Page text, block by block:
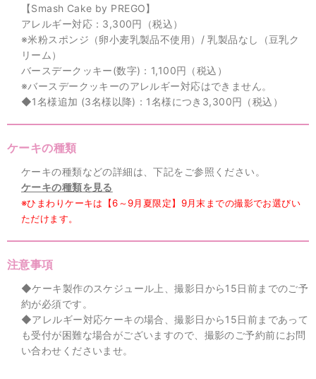
【Smash Cake by PREGO】
アレルギー対応：3,300円（税込）
※米粉スポンジ（卵小麦乳製品不使用）/ 乳製品なし（豆乳ク
リーム）
バースデークッキー(数字)：1,100円（税込）
※バースデークッキーのアレルギー対応はできません。
◆1名様追加 (3名様以降)：1名様につき3,300円（税込）
ケーキの種類
ケーキの種類などの詳細は、下記をご参照ください。
ケーキの種類を見る
※ひまわりケーキは【6～9月夏限定】9月末までの撮影でお選びい
ただけます。
注意事項
◆ケーキ製作のスケジュール上、撮影日から15日前までのご予
約が必須です。
◆アレルギー対応ケーキの場合、撮影日から15日前まであって
も受付が困難な場合がございますので、撮影のご予約前にお問
い合わせくださいませ。